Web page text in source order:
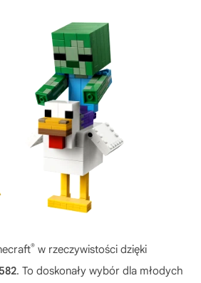
® w rzeczywistości dzięki
. To doskonały wybór dla młodych